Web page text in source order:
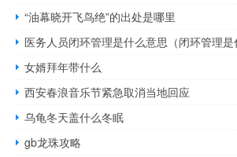
“油幕晓开飞鸟绝”的出处是哪里
医务人员闭环管理是什么意思（闭环管理是
女婿拜年带什么
西安春浪音乐节紧急取消当地回应
乌龟冬天盖什么冬眠
gb龙珠攻略